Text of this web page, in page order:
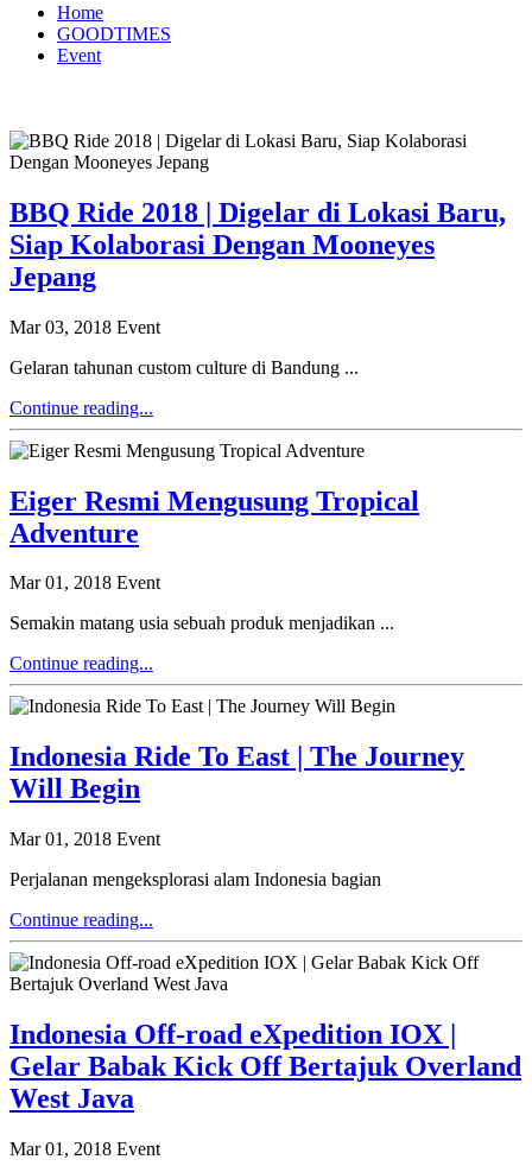
Home
GOODTIMES
Event
BBQ Ride 2018 | Digelar di Lokasi Baru,
Siap Kolaborasi Dengan Mooneyes
Jepang
Mar 03, 2018 Event
Gelaran tahunan custom culture di Bandung ...
Continue reading...
Eiger Resmi Mengusung Tropical
Adventure
Mar 01, 2018 Event
Semakin matang usia sebuah produk menjadikan ...
Continue reading...
Indonesia Ride To East | The Journey
Will Begin
Mar 01, 2018 Event
Perjalanan mengeksplorasi alam Indonesia bagian
Continue reading...
Indonesia Off-road eXpedition IOX |
Gelar Babak Kick Off Bertajuk Overland
West Java
Mar 01, 2018 Event